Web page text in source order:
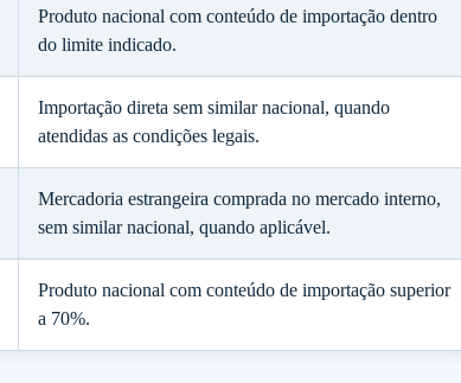
Produto nacional com conteúdo de importação dentro
do limite indicado.
Importação direta sem similar nacional, quando
atendidas as condições legais.
Mercadoria estrangeira comprada no mercado interno,
sem similar nacional, quando aplicável.
Produto nacional com conteúdo de importação superior
a 70%.